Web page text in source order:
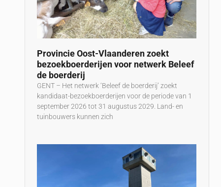
Provincie Oost-Vlaanderen zoekt
bezoekboerderijen voor netwerk Beleef
de boerderij
GENT – Het netwerk ‘Beleef de boerderij’ zoekt
kandidaat-bezoekboerderijen voor de periode van 1
september 2026 tot 31 augustus 2029. Land- en
tuinbouwers kunnen zich